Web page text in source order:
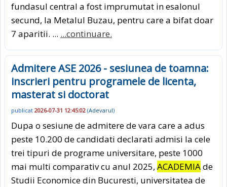
fundasul central a fost imprumutat in esalonul
secund, la Metalul Buzau, pentru care a bifat doar
7 aparitii. ... ...continuare.
Admitere ASE 2026 - sesiunea de toamna:
inscrieri pentru programele de licenta,
masterat si doctorat
publicat 2026-07-31 12:45:02 (Adevarul)
Dupa o sesiune de admitere de vara care a adus
peste 10.200 de candidati declarati admisi la cele
trei tipuri de programe universitare, peste 1000
mai multi comparativ cu anul 2025, ACADEMIAde
Studii Economice din Bucuresti, universitatea de